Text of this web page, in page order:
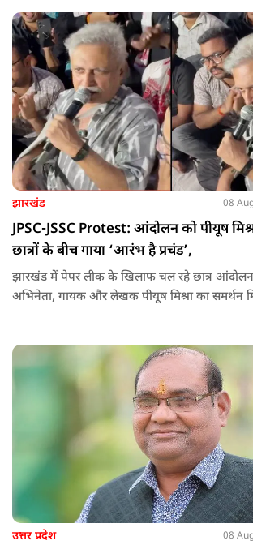
झारखंड 08
JPSC-JSSC Protest: आंदोलन को पीयूष
छात्रों के बीच गाया ‘आरंभ है प्रचंड’,
झारखंड में पेपर लीक के खिलाफ चल रहे छात्र
अभिनेता, गायक और लेखक पीयूष मिश्रा का समर्थन
उत्तर प्रदेश 08